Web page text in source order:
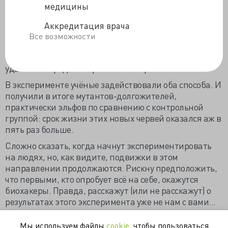
медицины
Аккредитация врача
Все возможности
и это увеличивало срок жизни червяка (2-3 недели в
норме) вдвое. В другом работали с рибосомной s6
киназой — есть в клетке такая молекула, отвечающая
клетки на специфически внешний стимул; в итоге
удавалось продлить срок жизни червяка на 30%.
В эксперименте учёные задействовали оба способа. И
получили в итоге мутантов-долгожителей,
практически эльфов по сравнению с контрольной
группой: срок жизни этих новых червей оказался аж в
пять раз больше.
Сложно сказать, когда начнут экспериментировать
на людях, но, как видите, подвижки в этом
направлении продолжаются. Рискну предположить,
что первыми, кто опробует всё на себе, окажутся
биохакеры. Правда, расскажут (или не расскажут) о
результатах этого эксперимента уже не нам с вами...
Мы используем файлы cookie , чтобы пользоваться